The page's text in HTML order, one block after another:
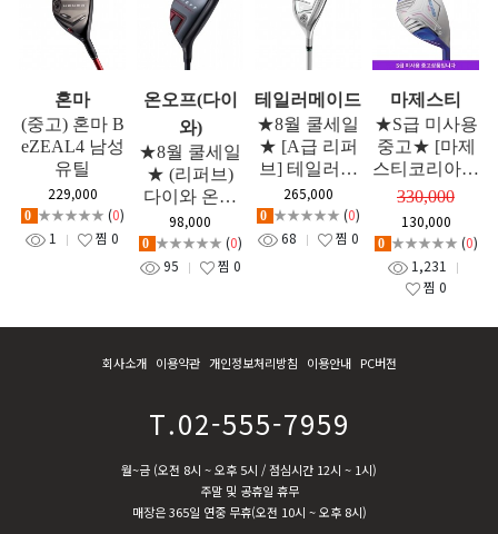
혼마
(중고) 혼마 B
eZEAL4 남성
유틸
229,000
0 ★★★★★ (0)
1
찜 0
온오프(다이
와)
★8월 쿨세일
★ (리퍼브)
다이와 온오
프 2022년 CB
T 522 남성 유
틸리티
98,000
0 ★★★★★ (0)
95
찜 0
테일러메이드
★8월 쿨세일
★ [A급 리퍼
브] 테일러메
이드 2025 올
뉴 글로리 여
성 유틸리티 5
265,000
0 ★★★★★ (0)
68
찜 0
마제스티
★S급 미사용
중고★ [마제
스티코리아정
품] 2021년 마
루망 SG 고반
발 유틸리티
(여성)
330,000
130,000
0 ★★★★★ (0)
1,231
찜 0
회사소개 이용약관 개인정보처리방침 이용안내 PC버전
T.02-555-7959
월~금 (오전 8시 ~ 오후 5시 / 점심시간 12시 ~ 1시)
주말 및 공휴일 휴무
매장은 365일 연중 무휴(오전 10시 ~ 오후 8시)